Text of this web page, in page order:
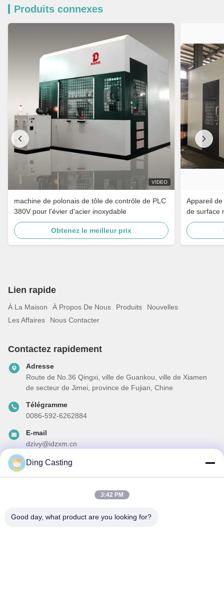
Produits connexes
VIDEO
machine de polonais de tôle de contrôle de PLC
380V pour l'évier d'acier inoxydable
Obtenez le meilleur prix
Appareil
de surface
Lien rapide
À La Maison À Propos De Nous Produits
Nouvelles
Les Affaires
Nous Contacter
Contactez rapidement
Adresse
Route de No.36 Qingxi, ville de Guankou, ville de Xiamen
de secteur de Jimei, province de Fujian, Chine
Télégramme
0086-592-6262884
E-mail
dzivy@idzxm.cn
encore.
Ding Casting
3:42 PM
Good day, what product are you looking for?